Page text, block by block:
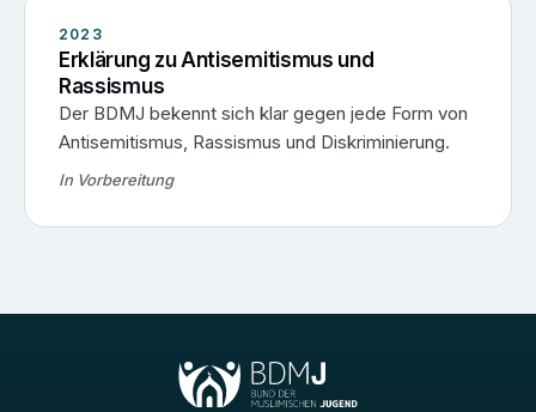
2023
Erklärung zu Antisemitismus und
Rassismus
Der BDMJ bekennt sich klar gegen jede Form von
Antisemitismus, Rassismus und Diskriminierung.
In Vorbereitung